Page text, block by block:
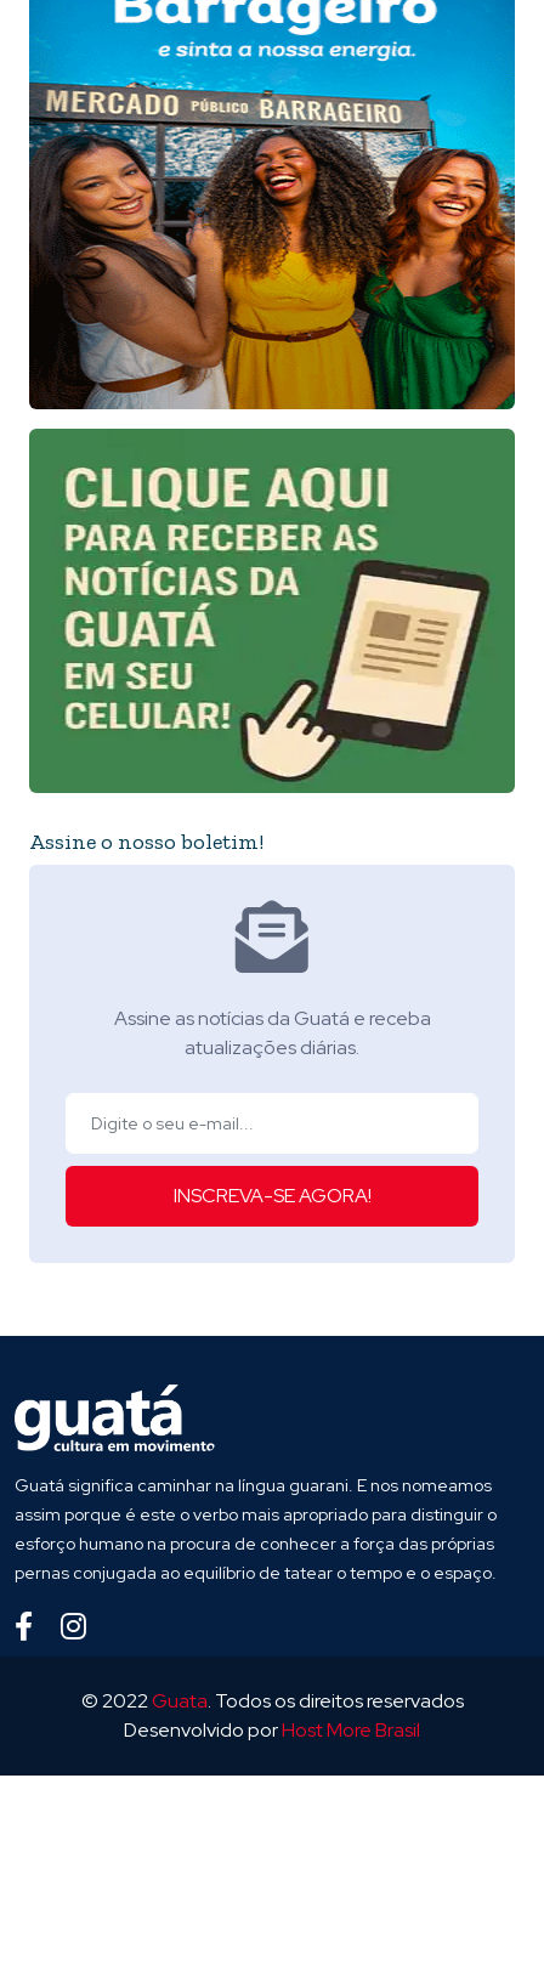
Assine o nosso boletim!
Assine as notícias da Guatá e receba
atualizações diárias.
INSCREVA-SE AGORA!
Guatá significa caminhar na língua guarani. E nos nomeamos
assim porque é este o verbo mais apropriado para distinguir o
esforço humano na procura de conhecer a força das próprias
pernas conjugada ao equilíbrio de tatear o tempo e o espaço.
© 2022Guata. Todos os direitos reservados
Desenvolvido porHost More Brasil